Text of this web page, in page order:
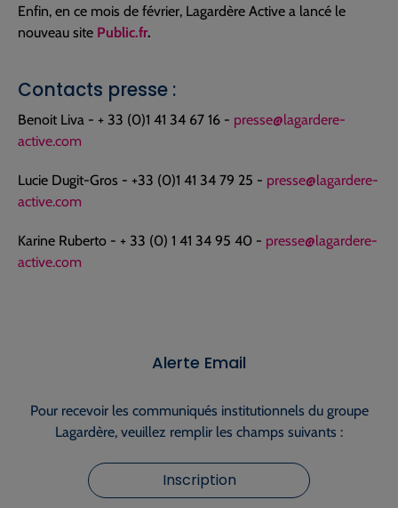
Enfin, en ce mois de février, Lagardère Active a lancé le
nouveau site Public.fr.
Contacts presse :
Benoit Liva - + 33 (0)1 41 34 67 16 - presse@lagardere-
active.com
Lucie Dugit-Gros - +33 (0)1 41 34 79 25 - presse@lagardere-
active.com
Karine Ruberto - + 33 (0) 1 41 34 95 40 - presse@lagardere-
active.com
Alerte Email
Pour recevoir les communiqués institutionnels du groupe
Lagardère, veuillez remplir les champs suivants :
Inscription